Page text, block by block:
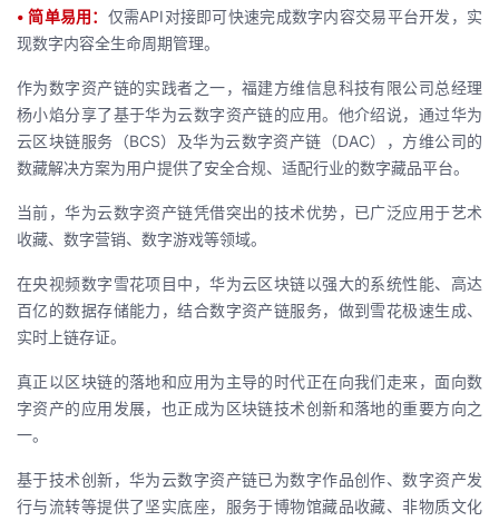
•简单易用： 仅需API对接即可快速完成数字内容交易平台开发，实
现数字内容全生命周期管理。
作为数字资产链的实践者之一，福建方维信息科技有限公司总经理
杨小焰分享了基于华为云数字资产链的应用。他介绍说，通过华为
云区块链服务（BCS）及华为云数字资产链（DAC），方维公司的
数藏解决方案为用户提供了安全合规、适配行业的数字藏品平台。
当前，华为云数字资产链凭借突出的技术优势，已广泛应用于艺术
收藏、数字营销、数字游戏等领域。
在央视频数字雪花项目中，华为云区块链以强大的系统性能、高达
百亿的数据存储能力，结合数字资产链服务，做到雪花极速生成、
实时上链存证。
真正以区块链的落地和应用为主导的时代正在向我们走来，面向数
字资产的应用发展，也正成为区块链技术创新和落地的重要方向之
一。
基于技术创新，华为云数字资产链已为数字作品创作、数字资产发
行与流转等提供了坚实底座，服务于博物馆藏品收藏、非物质文化